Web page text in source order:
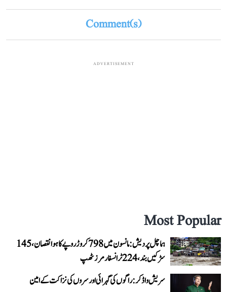
Comment(s)
ADVERTISEMENT
Most Popular
ہماچل پردیش: مانسون میں 798 کروڑ روپے کا ہوا نقصان، 145
سڑکیں بند، 224 ٹرانسفارمرز ٹھپ
سریش واڈکر: راگوں کی گہرائی اور سروں کی نزاکت کے امین